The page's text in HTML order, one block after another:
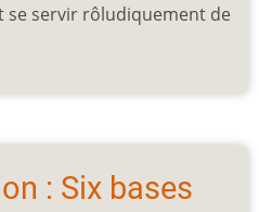
se servir rôludiquement de
: Six bases